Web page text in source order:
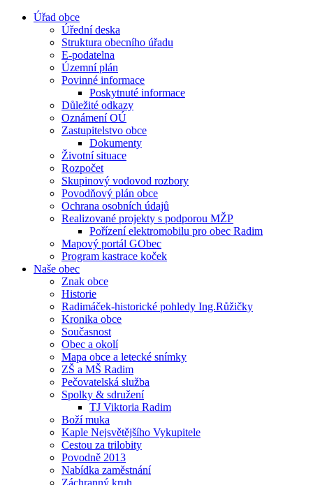
Úřad obce
Úřední deska
Struktura obecního úřadu
E-podatelna
Územní plán
Povinné informace
Poskytnuté informace
Důležité odkazy
Oznámení OÚ
Zastupitelstvo obce
Dokumenty
Životní situace
Rozpočet
Skupinový vodovod rozbory
Povodňový plán obce
Ochrana osobních údajů
Realizované projekty s podporou MŽP
Pořízení elektromobilu pro obec Radim
Mapový portál GObec
Program kastrace koček
Naše obec
Znak obce
Historie
Radimáček-historické pohledy Ing.Růžičky
Kronika obce
Současnost
Obec a okolí
Mapa obce a letecké snímky
ZŠ a MŠ Radim
Pečovatelská služba
Spolky & sdružení
TJ Viktoria Radim
Boží muka
Kaple Nejsvětějšího Vykupitele
Cestou za trilobity
Povodně 2013
Nabídka zaměstnání
Záchranný kruh